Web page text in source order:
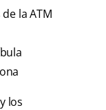
la ATM
los